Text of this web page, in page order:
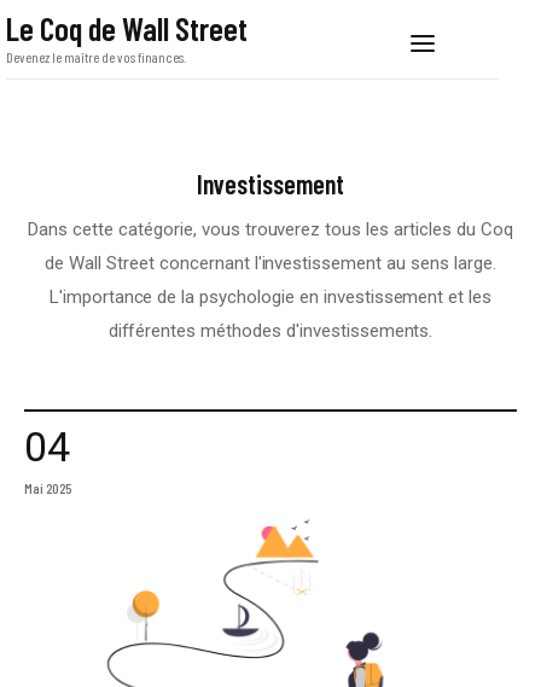
Le Coq de Wall Street
Devenez le maître de vos finances.Le Coq de Wall Street
Liberté financière
Investissement
Investissement
Dans cette catégorie, vous trouverez tous les articles du Coq
de Wall Street concernant l'investissement au sens large.
L'importance de la psychologie en investissement et les
différentes méthodes d'investissements.
04
Mai 2025